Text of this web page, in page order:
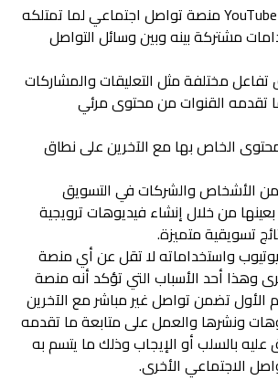
تعتبر منصة يوتيوب YouTube منصة تواصل اجتماعي لما تمتلكه
مشتركة بينه وبين وسائل التواصل
مختلفة مثل التعليقات والمشاركات
تقدمه القنوات من محتوى مرئي
الخاص بها مع الآخرين على نطاق
الأشخاص والشركات في التسويق
من خلال إنشاء فيديوهات ترويجية
تسويقية متميزة.
واستخداماته لا تقل عن أي منصة
وهذا أحد الأسباب التي تؤكد أنه منصة
الأول تضمن تواصل غير مباشر مع الآخرين
ونشرها والعمل على متابعة ما تقدمه
بالسلب أو الإيجاب وذلك ما يتسم به
الاجتماعي الأخرى.